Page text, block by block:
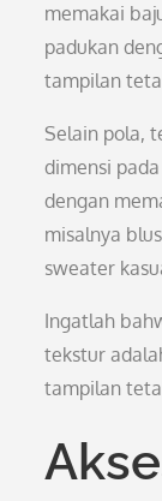
memakai
padukan
tampilan
Selain pola,
dimensi
dengan
misalnya
sweater
Ingatlah
tekstur
tampilan